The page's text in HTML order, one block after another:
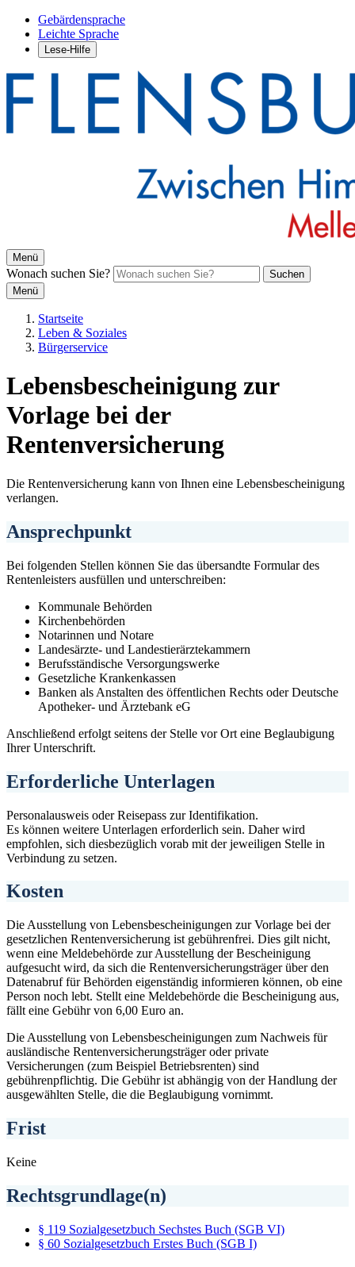
Gebärdensprache
Leichte Sprache
Lese-Hilfe
Menü
Wonach suchen Sie?
Suchen
Menü
Startseite
Leben & Soziales
Bürgerservice
Lebensbescheinigung zur
Vorlage bei der
Rentenversicherung
Die Rentenversicherung kann von Ihnen eine Lebensbescheinigung
verlangen.
Ansprechpunkt
Bei folgenden Stellen können Sie das übersandte Formular des
Rentenleisters ausfüllen und unterschreiben:
Kommunale Behörden
Kirchenbehörden
Notarinnen und Notare
Landesärzte- und Landestierärztekammern
Berufsständische Versorgungswerke
Gesetzliche Krankenkassen
Banken als Anstalten des öffentlichen Rechts oder Deutsche
Apotheker- und Ärztebank eG
Anschließend erfolgt seitens der Stelle vor Ort eine Beglaubigung
Ihrer Unterschrift.
Erforderliche Unterlagen
Personalausweis oder Reisepass zur Identifikation.
Es können weitere Unterlagen erforderlich sein. Daher wird
empfohlen, sich diesbezüglich vorab mit der jeweiligen Stelle in
Verbindung zu setzen.
Kosten
Die Ausstellung von Lebensbescheinigungen zur Vorlage bei der
gesetzlichen Rentenversicherung ist gebührenfrei. Dies gilt nicht,
wenn eine Meldebehörde zur Ausstellung der Bescheinigung
aufgesucht wird, da sich die Rentenversicherungsträger über den
Datenabruf für Behörden eigenständig informieren können, ob eine
Person noch lebt. Stellt eine Meldebehörde die Bescheinigung aus,
fällt eine Gebühr von 6,00 Euro an.
Die Ausstellung von Lebensbescheinigungen zum Nachweis für
ausländische Rentenversicherungsträger oder private
Versicherungen (zum Beispiel Betriebsrenten) sind
gebührenpflichtig. Die Gebühr ist abhängig von der Handlung der
ausgewählten Stelle, die die Beglaubigung vornimmt.
Frist
Keine
Rechtsgrundlage(n)
§ 119 Sozialgesetzbuch Sechstes Buch (SGB VI)
§ 60 Sozialgesetzbuch Erstes Buch (SGB I)